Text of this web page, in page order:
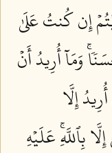
إِن كُنتُ عَلَىٰ
وَمَآ أُرِيدُ أَنۡ
إِلَّا
بِٱللَّهِۚ عَلَيۡهِ